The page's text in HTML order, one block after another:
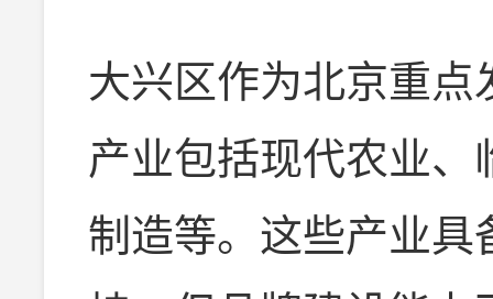
大兴区作为北京重
产业包括现代农业
制造等。这些产业具